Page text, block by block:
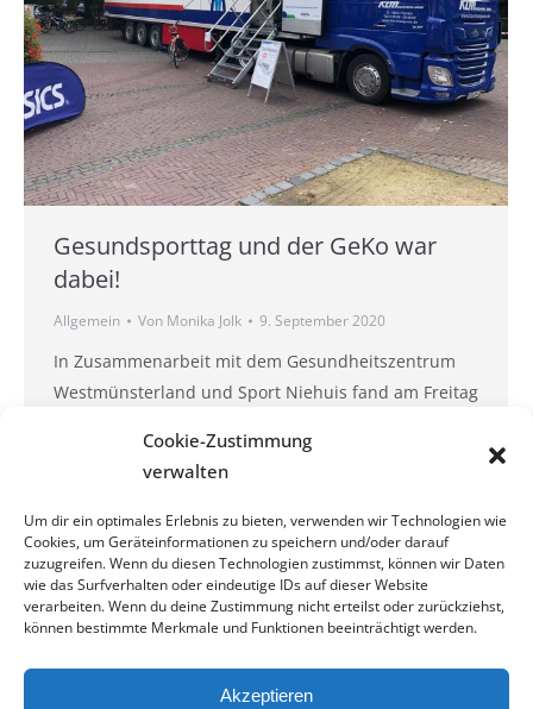
Cookie-Zustimmung
verwalten
Um dir ein optimales Erlebnis zu bieten, verwenden wir Technologien wie
Cookies, um Geräteinformationen zu speichern und/oder darauf
zuzugreifen. Wenn du diesen Technologien zustimmst, können wir Daten
wie das Surfverhalten oder eindeutige IDs auf dieser Website
verarbeiten. Wenn du deine Zustimmung nicht erteilst oder zurückziehst,
können bestimmte Merkmale und Funktionen beeinträchtigt werden.
Akzeptieren
Gesundsporttag und der GeKo war
dabei!
Allgemein Von Monika Jolk 9. September 2020
In Zusammenarbeit mit dem Gesundheitszentrum
Westmünsterland und Sport Niehuis fand am Freitag
statt. Laufsportausrüster wie Brooks und Asics
sorgten für fachliche Tipps rund um den Laufschuh.
Das Gesundheitszentrum Westmünsterland hat ein
Kursevent mit diversen Kursen zum Mitmachen
organisiert. Und der GeKo hat eingeladen, das
zeitoptimierte Training an Milongeräten…